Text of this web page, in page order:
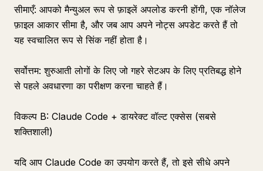
सीमाएँ: आपको मैन्युअल रूप से फ़ाइलें अपलोड करनी होंगी, एक नॉलेज
फ़ाइल आकार सीमा है, और जब आप अपने नोट्स अपडेट करते हैं तो
यह स्वचालित रूप से सिंक नहीं होता है।
सर्वोत्तम: शुरुआती लोगों के लिए जो गहरे सेटअप के लिए प्रतिबद्ध होने
से पहले अवधारणा का परीक्षण करना चाहते हैं।
विकल्प B: Claude Code + डायरेक्ट वॉल्ट एक्सेस (सबसे
शक्तिशाली)
यदि आप Claude Code का उपयोग करते हैं, तो इसे सीधे अपने